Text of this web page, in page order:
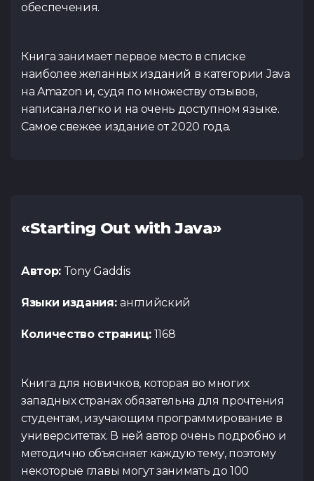
обеспечения.
Книга занимает первое место в списке
наиболее желанных изданий в категории Java
на Amazon и, судя по множеству отзывов,
написана легко и на очень доступном языке.
Самое свежее издание от 2020 года.
«Starting Out with Java»
Автор: Tony Gaddis
Языки издания:английский
Количество страниц:1168
Книга для новичков, которая во многих
западных странах обязательна для прочтения
студентам, изучающим программирование в
университетах. В ней автор очень подробно и
методично объясняет каждую тему, поэтому
некоторые главы могут занимать до 100